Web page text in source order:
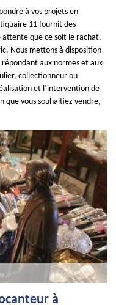
à vos projets en
11 fournit des
que ce soit le rachat,
Nous mettons à disposition
aux normes et aux
collectionneur ou
et l’intervention de
que vous souhaitiez vendre,
à